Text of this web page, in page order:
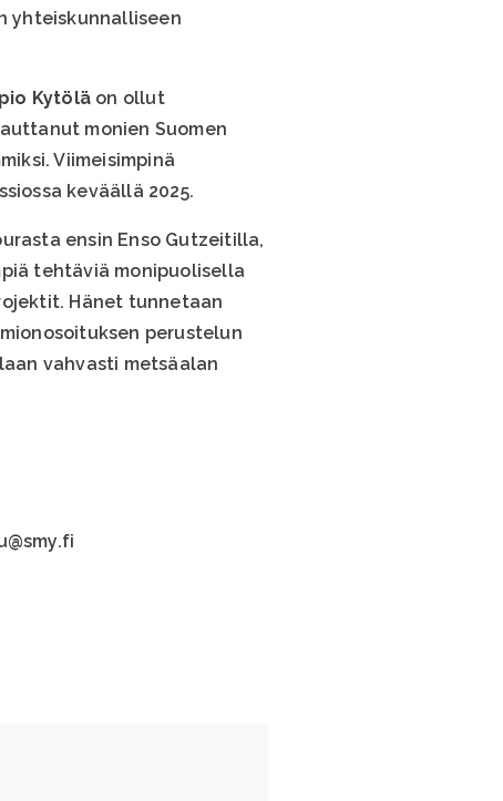
yhteiskunnalliseen
Kytölä on ollut
monien Suomen
Viimeisimpinä
keväällä 2025.
ensin Enso Gutzeitilla,
tehtäviä monipuolisella
Hänet tunnetaan
perustelun
vahvasti metsäalan